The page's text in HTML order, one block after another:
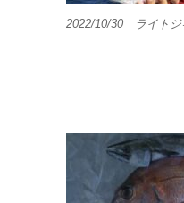
2022/10/30 ライトジ